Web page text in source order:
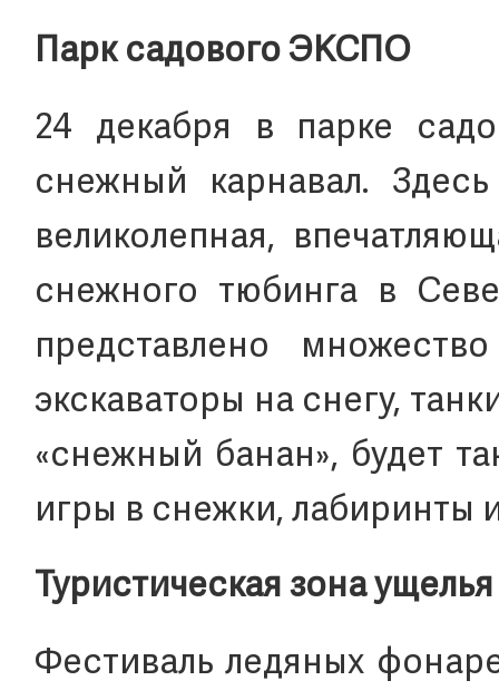
Парк садового ЭКСПО
24 декабря в парке
снежный карнавал.
великолепная,
снежного тюбинга в
представлено
экскаваторы на снегу,
«снежный банан», будет
игры в снежки, лабиринты
Туристическая зона
Фестиваль ледяных